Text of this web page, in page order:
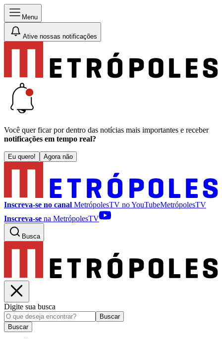
Menu
Ative nossas notificações
Você quer ficar por dentro das notícias mais importantes e receber
notificações em tempo real?
Eu quero! Agora não
Inscreva-se no canal MetrópolesTV noYouTubeMetrópolesTV
Inscreva-se na MetrópolesTV
Busca
Digite sua busca
Buscar
Buscar